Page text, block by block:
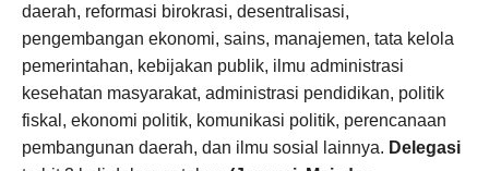
daerah, reformasi birokrasi, desentralisasi,
pengembangan ekonomi, sains, manajemen, tata kelola
pemerintahan, kebijakan publik, ilmu administrasi
kesehatan masyarakat, administrasi pendidikan, politik
fiskal, ekonomi politik, komunikasi politik, perencanaan
pembangunan daerah, dan ilmu sosial lainnya. Delegasi